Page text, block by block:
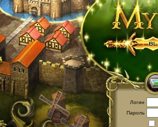
Логин
Пароль